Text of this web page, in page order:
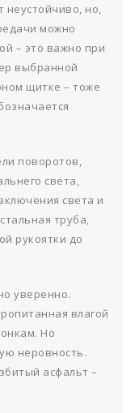
неустойчиво, но,
можно
– это важно при
выбранной
щитке – тоже
поворотов,
света,
света и
труба,
рукоятки до
уверенно.
влагой
Но
неровность.
асфальт –